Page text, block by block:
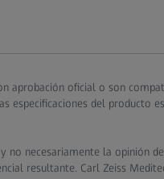
aprobación oficial o son
especificaciones del producto
necesariamente la opinión
resultante. Carl Zeiss